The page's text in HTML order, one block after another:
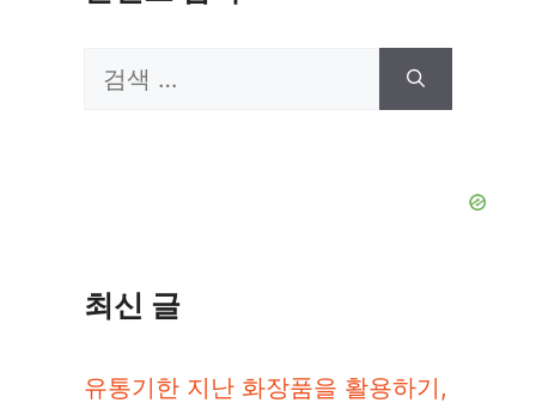
검
최신 글
유통기한 지난 화장품을 활용하기,